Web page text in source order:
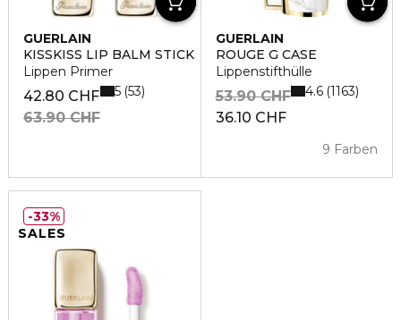
GUERLAIN
KISSKISS LIP BALM STICK
Lippen Primer
42.80 CHF
63.90 CHF
5 53
GUERLAIN
ROUGE G CASE
Lippenstifthülle
36.10 CHF
53.90 CHF
9 Farben
4.6 1163
SALES
33%